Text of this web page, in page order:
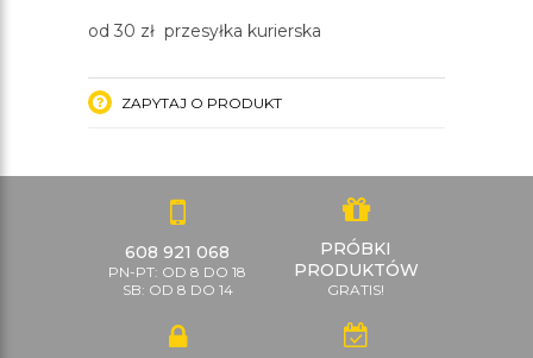
od 30 zł przesyłka kurierska
ZAPYTAJ O PRODUKT
608 921 068
PN-PT: OD 8 DO 18
SB: OD 8 DO 14
PRÓBKI
PRODUKTÓW
GRATIS!